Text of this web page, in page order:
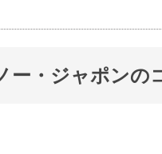
・ジャポンの